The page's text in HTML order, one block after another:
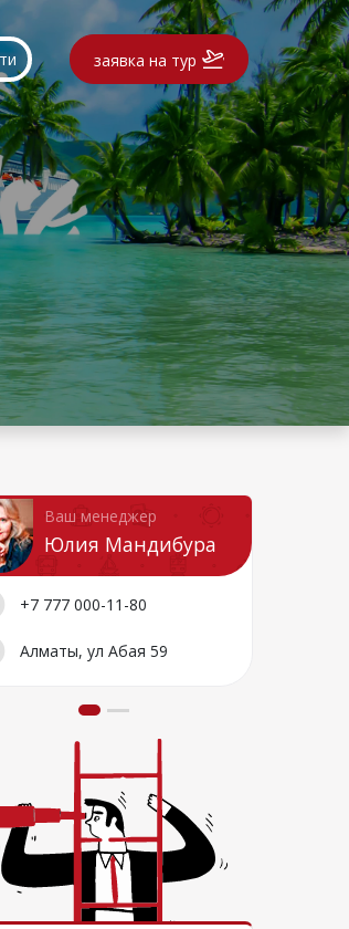
заявка на тур
Ваш менеджер
Юлия Мандибура
+7 777 000-11-80
Алматы, ул Абая 59